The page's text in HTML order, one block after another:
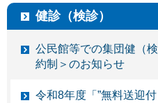
健診（検診）
公民館等での集団健（
約制＞のお知らせ
令和8年度「”無料送迎